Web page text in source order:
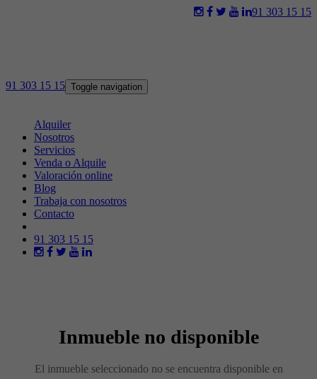
91 303 15 15
91 303 15 15 Toggle navigation
Alquiler
Nosotros
Servicios
Venda o Alquile
Valoración online
Blog
Trabaja con nosotros
Contacto
91 303 15 15
Inmueble no disponible
El inmueble seleccionado no se encuentra disponible en